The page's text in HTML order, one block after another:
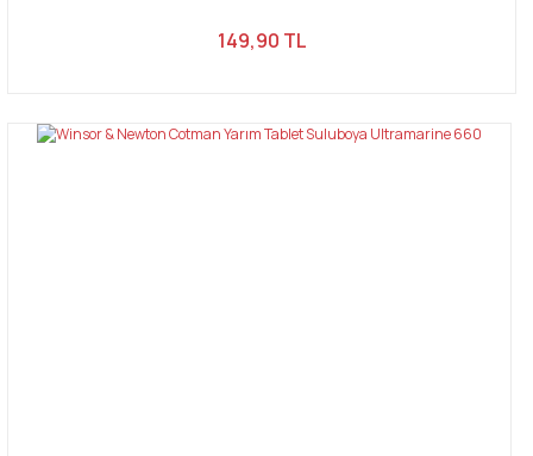
149,90 TL